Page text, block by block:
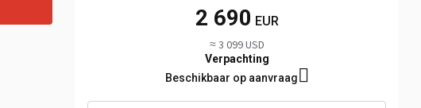
2 690 EUR
≈ 3 099 USD
Verpachting
Beschikbaar op aanvraag